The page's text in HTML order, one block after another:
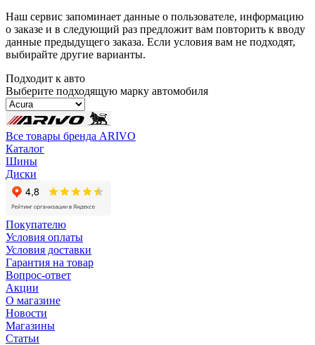
Наш сервис запоминает данные о пользователе, информацию
о заказе и в следующий раз предложит вам повторить к вводу
данные предыдущего заказа. Если условия вам не подходят,
выбирайте другие варианты.
Подходит к авто
Выберите подходящую марку автомобиля
Все товары бренда ARIVO
Каталог
Шины
Диски
Покупателю
Условия оплаты
Условия доставки
Гарантия на товар
Вопрос-ответ
Акции
О магазине
Новости
Магазины
Статьи